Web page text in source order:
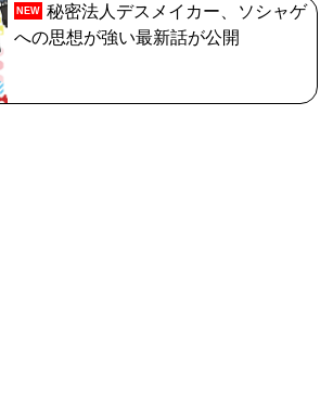
NEW 秘密法人デスメイカー、ソシャゲ
への思想が強い最新話が公開